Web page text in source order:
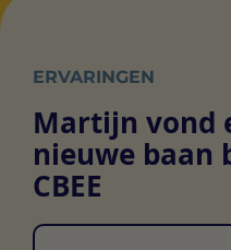
ERVARINGEN
Martijn vond
nieuwe baan
CBEE